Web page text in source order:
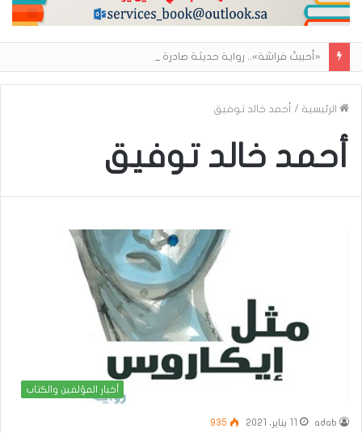
الرئيسية / أحمد خالد توفيق
أحمد خالد توفيق
أخبار المؤلفين والكتاب
adab 11 يناير، 2021 935